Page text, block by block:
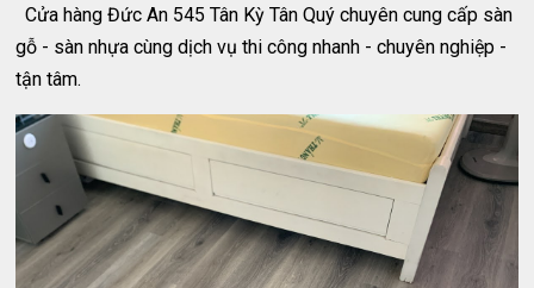
Cửa hàng Đức An 545 Tân Kỳ Tân Quý chuyên cung cấp sàn
gỗ - sàn nhựa cùng dịch vụ thi công nhanh - chuyên nghiệp -
tận tâm.